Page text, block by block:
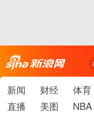
新闻 财经 体育
直播
美图 NBA